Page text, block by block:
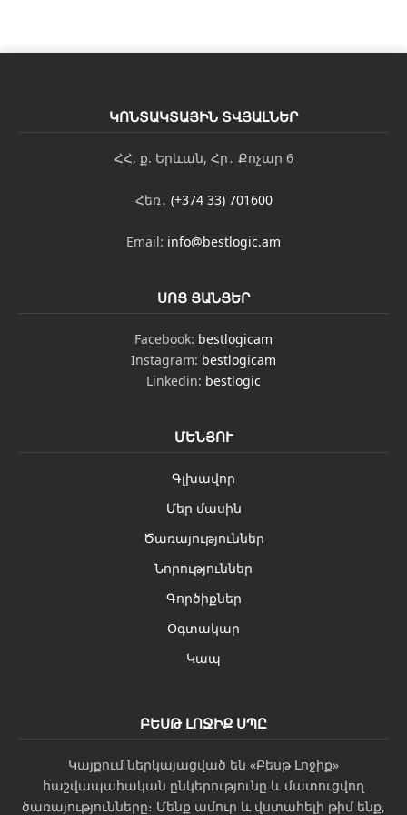
ԿՈՆՏԱԿՏԱՅԻՆ ՏՎՅԱԼՆԵՐ
ՀՀ, ք. Երևան, Հր․ Քոչար 6
Հեռ․ (+374 33) 701600
Email: info@bestlogic.am
ՍՈՑ ՑԱՆՑԵՐ
Facebook: bestlogicam
Instagram: bestlogicam
Linkedin: bestlogic
ՄԵՆՅՈՒ
Գլխավոր
Մեր մասին
Ծառայություններ
Նորություններ
Գործիքներ
Օգտակար
Կապ
ԲԵՍԹ ԼՈՋԻՔ ՍՊԸ
Կայքում ներկայացված են «Բեսթ Լոջիք»
հաշվապահական ընկերությունը և մատուցվող
ծառայությունները։ Մենք ամուր և վստահելի թիմ ենք,